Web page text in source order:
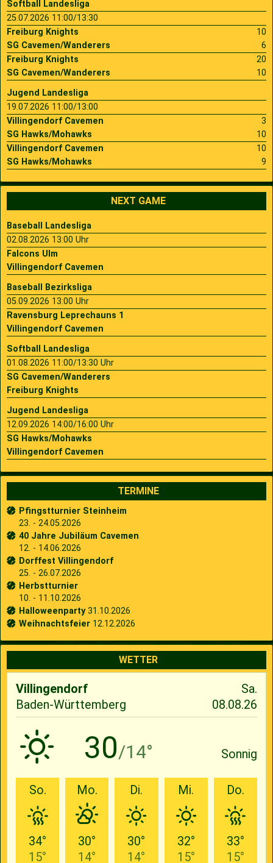
Softball Landesliga
25.07.2026 11:00/13:30
Freiburg Knights
10
SG Cavemen/Wanderers
6
Freiburg Knights
20
SG Cavemen/Wanderers
10
Jugend Landesliga
19.07.2026 11:00/13:00
Villingendorf Cavemen
3
SG Hawks/Mohawks
10
Villingendorf Cavemen
10
SG Hawks/Mohawks
9
NEXT GAME
Baseball Landesliga
02.08.2026 13:00 Uhr
Falcons Ulm
Villingendorf Cavemen
Baseball Bezirksliga
05.09.2026 13:00 Uhr
Ravensburg Leprechauns 1
Villingendorf Cavemen
Softball Landesliga
01.08.2026 11:00/13:30 Uhr
SG Cavemen/Wanderers
Freiburg Knights
Jugend Landesliga
12.09.2026 14:00/16:00 Uhr
SG Hawks/Mohawks
Villingendorf Cavemen
TERMINE
Pfingstturnier Steinheim
23. - 24.05.2026
40 Jahre Jubiläum Cavemen
12. - 14.06.2026
Dorffest Villingendorf
25. - 26.07.2026
Herbstturnier
10. - 11.10.2026
Halloweenparty31.10.2026
Weihnachtsfeier 12.12.2026
WETTER